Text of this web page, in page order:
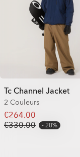
Tc Channel Jacket
2 Couleurs
€264.00
€330.00
20%